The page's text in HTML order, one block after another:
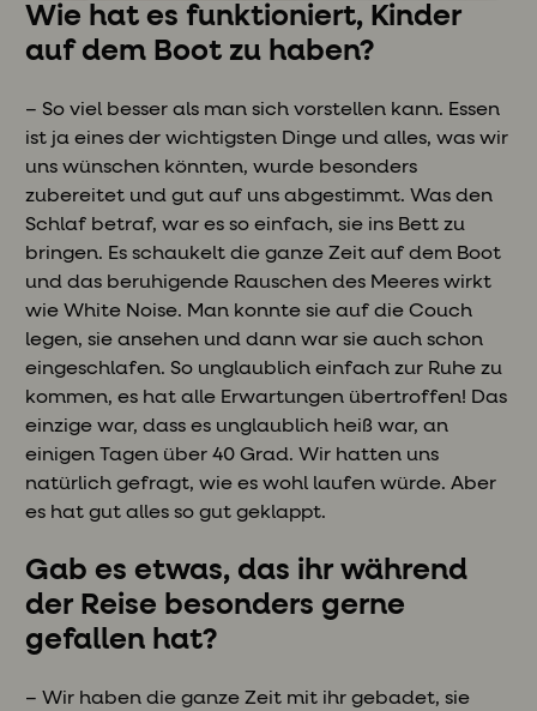
Wie hat es funktioniert, Kinder
auf dem Boot zu haben?
– So viel besser als man sich vorstellen kann. Essen
ist ja eines der wichtigsten Dinge und alles, was wir
uns wünschen könnten, wurde besonders
zubereitet und gut auf uns abgestimmt. Was den
Schlaf betraf, war es so einfach, sie ins Bett zu
bringen. Es schaukelt die ganze Zeit auf dem Boot
und das beruhigende Rauschen des Meeres wirkt
wie White Noise. Man konnte sie auf die Couch
legen, sie ansehen und dann war sie auch schon
eingeschlafen. So unglaublich einfach zur Ruhe zu
kommen, es hat alle Erwartungen übertroffen! Das
einzige war, dass es unglaublich heiß war, an
einigen Tagen über 40 Grad. Wir hatten uns
natürlich gefragt, wie es wohl laufen würde. Aber
es hat gut alles so gut geklappt.
Gab es etwas, das ihr während
der Reise besonders gerne
gefallen hat?
– Wir haben die ganze Zeit mit ihr gebadet, sie